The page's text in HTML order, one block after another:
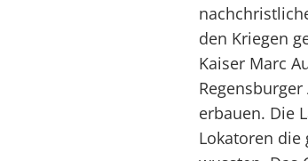
den Kriegen
Kaiser Marc
erbauen. Die
Lokatoren die